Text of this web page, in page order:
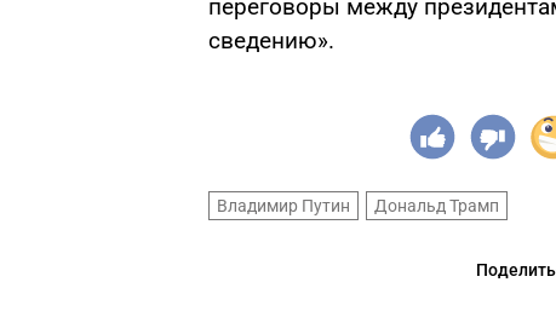
переговоры между
сведению».
Владимир Путин Дональд Трамп